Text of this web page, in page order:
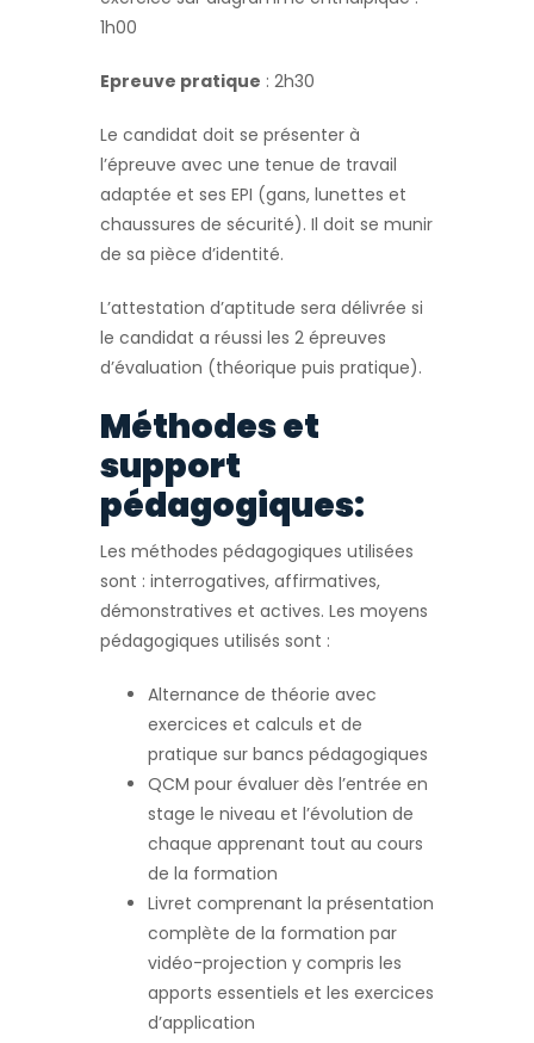
1h00
Epreuve pratique : 2h30
Le candidat doit se présenter à
l’épreuve avec une tenue de travail
adaptée et ses EPI (gans, lunettes et
chaussures de sécurité). Il doit se munir
de sa pièce d’identité.
L’attestation d’aptitude sera délivrée si
le candidat a réussi les 2 épreuves
d’évaluation (théorique puis pratique).
Méthodes et
support
pédagogiques:
Les méthodes pédagogiques utilisées
sont : interrogatives, affirmatives,
démonstratives et actives. Les moyens
pédagogiques utilisés sont :
Alternance de théorie avec
exercices et calculs et de
pratique sur bancs pédagogiques
QCM pour évaluer dès l’entrée en
stage le niveau et l’évolution de
chaque apprenant tout au cours
de la formation
Livret comprenant la présentation
complète de la formation par
vidéo-projection y compris les
apports essentiels et les exercices
d’application